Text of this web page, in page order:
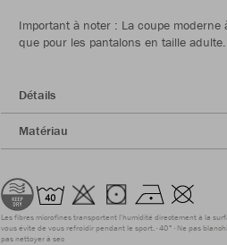
Important à noter : La coupe
que pour les pantalons en taille adulte.
Détails
Matériau
Les fibres microfines transportent l'humidité directement à la
vous évite de vous refroidir pendant le sport. 40° Ne pas
pas nettoyer à sec